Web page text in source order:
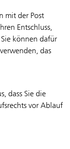
mit der Post
Entschluss,
können dafür
das
dass Sie die
vor Ablauf